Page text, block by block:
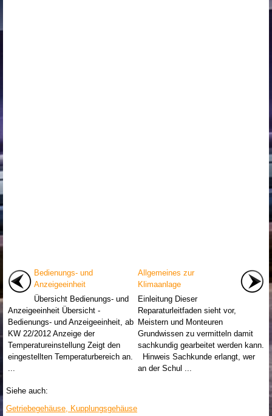
Bedienungs- und
Anzeigeeinheit
Übersicht Bedienungs- und
Anzeigeeinheit Übersicht -
Bedienungs- und Anzeigeeinheit, ab
KW 22/2012 Anzeige der
Temperatureinstellung Zeigt den
eingestellten Temperaturbereich an.
...
Allgemeines zur
Klimaanlage
Einleitung Dieser
Reparaturleitfaden sieht vor,
Meistern und Monteuren
Grundwissen zu vermitteln damit
sachkundig gearbeitet werden kann.
Hinweis Sachkunde erlangt, wer
an der Schul ...
Siehe auch:
Getriebegehäuse, Kupplungsgehäuse